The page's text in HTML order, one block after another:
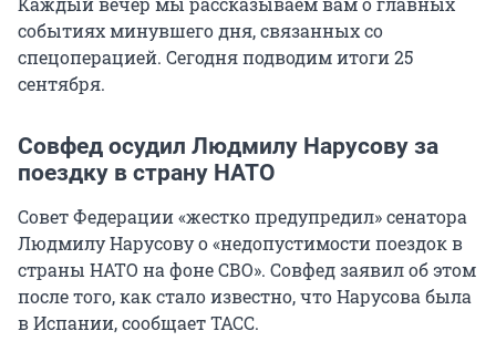
событиях минувшего дня, связанных со
спецоперацией. Сегодня подводим итоги 25
сентября.
Совфед осудил Людмилу Нарусову за
поездку в страну НАТО
Совет Федерации «жестко предупредил» сенатора
Людмилу Нарусову о «недопустимости поездок в
страны НАТО на фоне СВО». Совфед заявил об этом
после того, как стало известно, что Нарусова была
в Испании, сообщает ТАСС.